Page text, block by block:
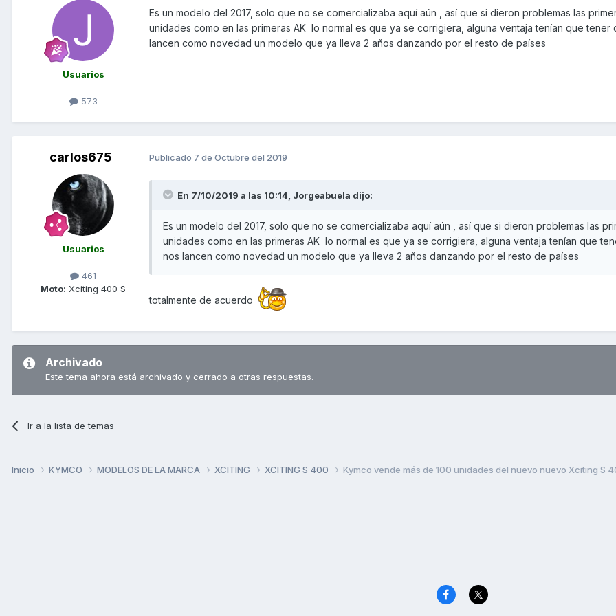
https://www.todocircuito.com/noticias/21535-kymco-vende-mas-de-100-unidades-del-nuevo-
xciting-s-400-en-cuestion-de-dias.html
Usuarios
573
Es un modelo del 2017, solo que no se comercializaba aquí aún , así que si dieron problemas las
unidades como en las primeras AK lo normal es que ya se corrigiera, alguna ventaja tenían que tener
lancen como novedad un modelo que ya lleva 2 años danzando por el resto de países
carlos675
Usuarios
461
Moto: Xciting 400 S
Publicado 7 de Octubre del 2019
En 7/10/2019 a las 10:14, Jorgeabuela dijo:
Es un modelo del 2017, solo que no se comercializaba aquí aún , así que si dieron problemas las
unidades como en las primeras AK lo normal es que ya se corrigiera, alguna ventaja tenían que
nos lancen como novedad un modelo que ya lleva 2 años danzando por el resto de países
totalmente de acuerdo
Archivado
Este tema ahora está archivado y cerrado a otras respuestas.
Ir a la lista de temas
Inicio KYMCO MODELOS DE LA MARCA XCITING XCITING S 400 Kymco vende más de 100 unidades del nuevo nuevo Xciting S